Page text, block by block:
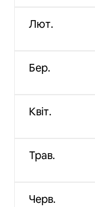
Лют.
Бер.
Квіт.
Трав.
Черв.